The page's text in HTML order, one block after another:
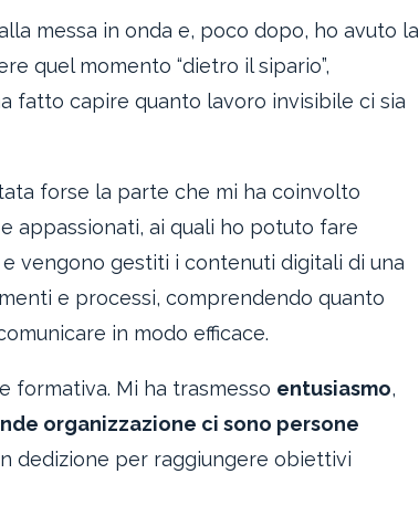
messa in onda e, poco dopo, ho avuto la
quel momento “dietro il sipario”,
fatto capire quanto lavoro invisibile ci sia
forse la parte che mi ha coinvolto
appassionati, ai quali ho potuto fare
vengono gestiti i contenuti digitali di una
e processi, comprendendo quanto
in modo efficace.
formativa. Mi ha trasmesso entusiasmo,
organizzazione ci sono persone
dedizione per raggiungere obiettivi